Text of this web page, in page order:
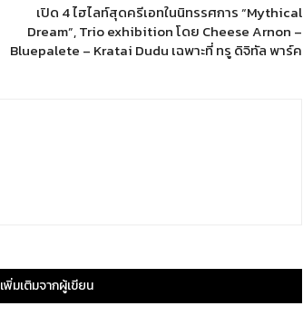
เปิด 4 ไฮไลท์สุดครีเอทในนิทรรศการ “Mythical
Dream”, Trio exhibition โดย Cheese Arnon –
Bluepalete – Kratai Dudu เฉพาะที่ ทรู ดิจิทัล พาร์ค
เพิ่มเติมจากผู้เขียน